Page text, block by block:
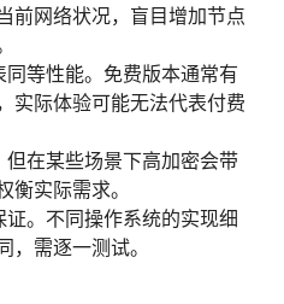
前网络状况，盲目增加节点
等性能。免费版本通常有
实际体验可能无法代表付费
在某些场景下高加密会带
衡实际需求。
。不同操作系统的实现细
，需逐一测试。